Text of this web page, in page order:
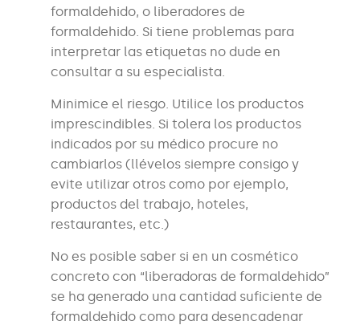
formaldehido, o liberadores de
formaldehido. Si tiene problemas para
interpretar las etiquetas no dude en
consultar a su especialista.
Minimice el riesgo. Utilice los productos
imprescindibles. Si tolera los productos
indicados por su médico procure no
cambiarlos (llévelos siempre consigo y
evite utilizar otros como por ejemplo,
productos del trabajo, hoteles,
restaurantes, etc.)
No es posible saber si en un cosmético
concreto con “liberadoras de formaldehido”
se ha generado una cantidad suficiente de
formaldehido como para desencadenar